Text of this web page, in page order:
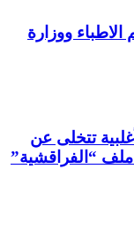
ووزارة
تتخلى عن
“الفراقشية”